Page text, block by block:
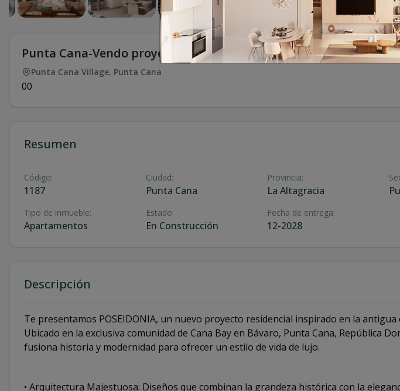
Punta Cana-Vendo proyecto de apartamentos en construcción
Punta Cana Village, Punta Cana
00
Resumen
Código:
1187
Ciudad:
Punta Cana
Provincia:
La Altagracia
Tipo de inmueble:
Apartamentos
Estado:
En Construcción
Fecha de entrega:
12-2028
Descripción
Te presentamos POSEIDONIA, un nuevo proyecto residencial inspirado en la antigua
Ubicado en la exclusiva comunidad de Cana Bay en Bávaro, Punta Cana, República
fusiona historia y modernidad para ofrecer un estilo de vida de lujo.
• Arquitectura Majestuosa: Diseños que combinan la grandeza histórica con la